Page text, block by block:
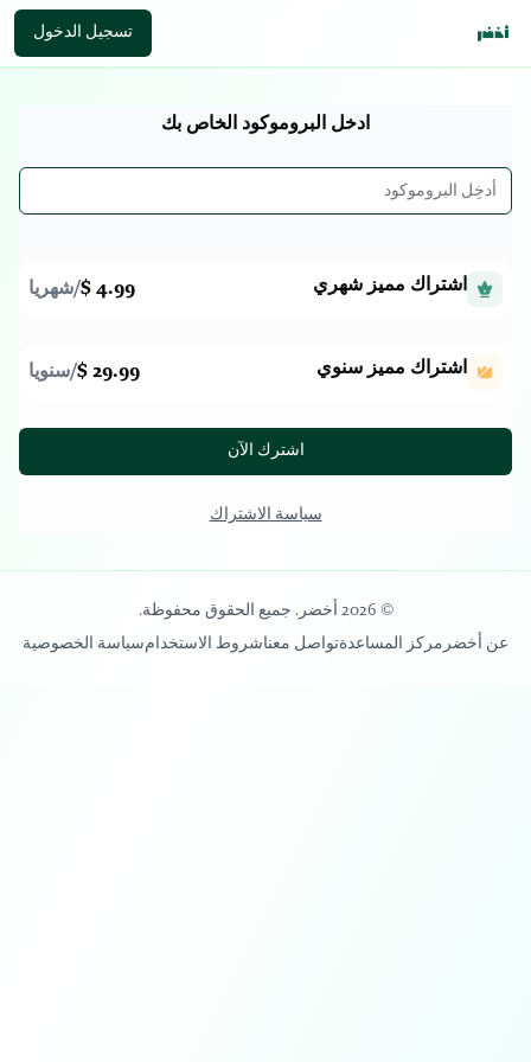
تسجيل الدخول
ادخل البروموكود الخاص بك
اشتراك مميز شهري 4.99 $
/شهريا
اشتراك مميز سنوي 29.99 $
/سنويا
اشترك الآن
سياسة الاشتراك
© 2026 أخضر. جميع الحقوق محفوظة.
عن أخضرمركز المساعدةتواصل معناشروط الاستخدامسياسة الخصوصية